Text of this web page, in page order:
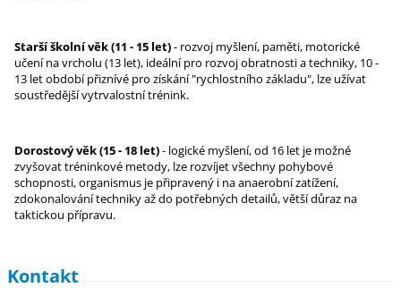
Starší školní věk (11 - 15 let)- rozvoj myšlení, paměti, motorické
učení na vrcholu (13 let), ideální pro rozvoj obratnosti a techniky, 10 -
13 let období přiznívé pro získání "rychlostního základu", lze užívat
soustředější vytrvalostní trénink.
Dorostový věk (15 - 18 let)- logické myšlení, od 16 let je možné
zvyšovat tréninkové metody, lze rozvíjet všechny pohybové
schopnosti, organismus je připravený i na anaerobní zatížení,
zdokonalování techniky až do potřebných detailů, větší důraz na
taktickou přípravu.
Kontakt